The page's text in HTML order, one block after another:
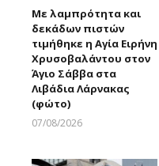
Με λαμπρότητα και
δεκάδων πιστών
τιμήθηκε η Αγία Ειρήνη
Χρυσοβαλάντου στον
Άγιο Σάββα στα
Λιβάδια Λάρνακας
(φώτο)
07/08/2026